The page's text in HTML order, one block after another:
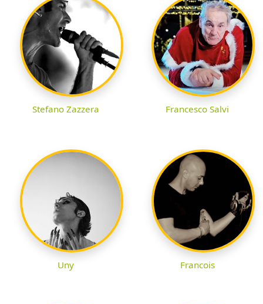
Stefano Zazzera Francesco Salvi
Uny Francois